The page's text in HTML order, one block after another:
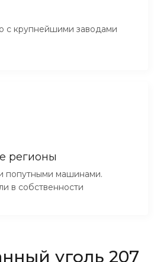
с крупнейшими заводами
регионы
попутными машинами.
в собственности
уголь 207